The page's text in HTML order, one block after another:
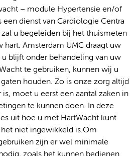
– module Hypertensie en/of
een dienst van Cardiologie Centra
u begeleiden bij het thuismeten
hart. Amsterdam UMC draagt uw
blijft onder behandeling van uw
te gebruiken, kunnen wij u
houden. Zo is onze zorg altijd
moet u eerst een aantal zaken in
te kunnen doen. In deze
uit hoe u met HartWacht kunt
niet ingewikkeld is.Om
zijn er wel minimale